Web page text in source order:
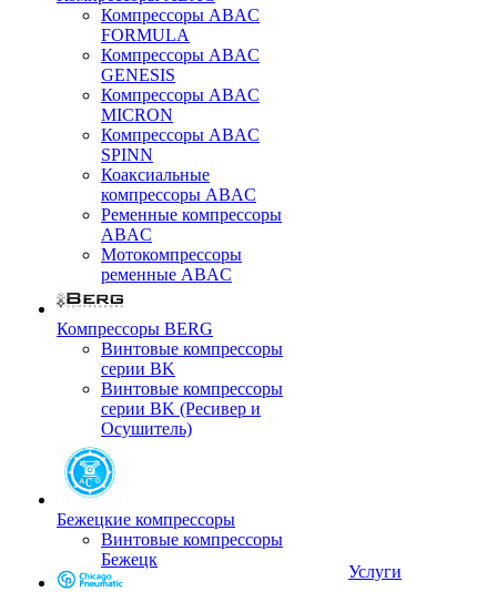
Компрессоры ABAC
FORMULA
Компрессоры ABAC
GENESIS
Компрессоры ABAC
MICRON
Компрессоры ABAC
SPINN
Коаксиальные
компрессоры ABAC
Ременные компрессоры
ABAC
Мотокомпрессоры
ременные ABAC
Компрессоры BERG
Винтовые компрессоры
серии BK
Винтовые компрессоры
серии BK (Ресивер и
Осушитель)
Бежецкие компрессоры
Винтовые компрессоры
Бежецк
Услуги